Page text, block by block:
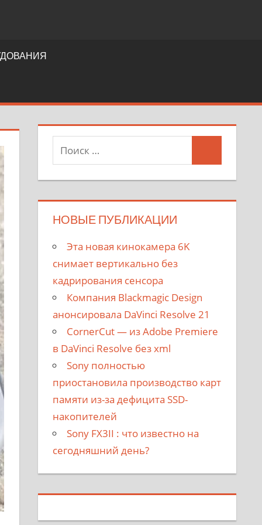
НОВЫЕ ПУБЛИКАЦИИ
Эта новая кинокамера 6K
снимает вертикально без
кадрирования сенсора
Компания Blackmagic Design
анонсировала DaVinci Resolve 21
CornerCut — из Adobe Premiere
в DaVinci Resolve без xml
Sony полностью
приостановила производство карт
памяти из-за дефицита SSD-
накопителей
Sony FX3II : что известно на
сегодняшний день?